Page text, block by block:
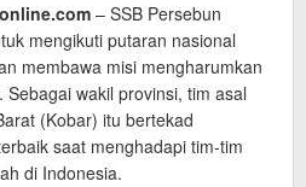
– SSB Persebun
mengikuti putaran nasional
membawa misi mengharumkan
wakil provinsi, tim asal
(Kobar) itu bertekad
saat menghadapi tim-tim
di Indonesia.